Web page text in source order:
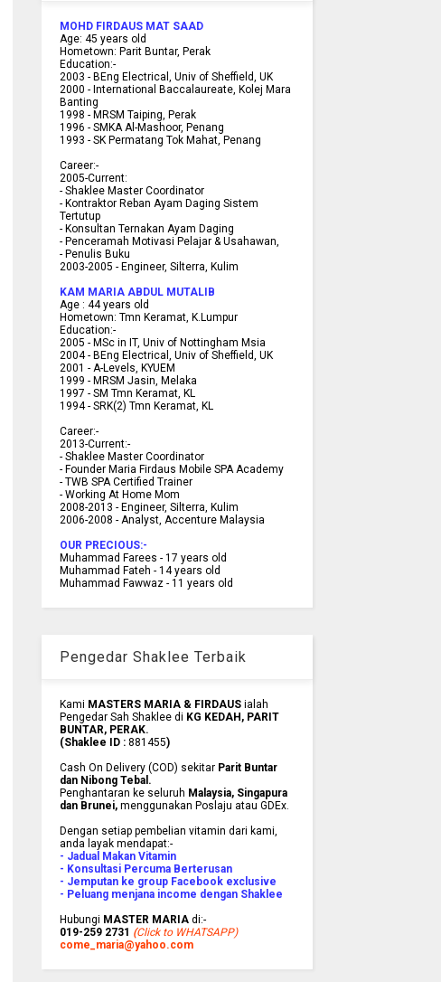
MOHD FIRDAUS MAT SAAD
Age: 45 years old
Hometown: Parit Buntar, Perak
Education:-
2003 - BEng Electrical, Univ of Sheffield, UK
2000 - International Baccalaureate, Kolej Mara
Banting
1998 - MRSM Taiping, Perak
1996 - SMKA Al-Mashoor, Penang
1993 - SK Permatang Tok Mahat, Penang
Career:-
2005-Current:
- Shaklee Master Coordinator
- Kontraktor Reban Ayam Daging Sistem
Tertutup
- Konsultan Ternakan Ayam Daging
- Penceramah Motivasi Pelajar & Usahawan,
- Penulis Buku
2003-2005 - Engineer, Silterra, Kulim
KAM MARIA ABDUL MUTALIB
Age : 44 years old
Hometown: Tmn Keramat, K.Lumpur
Education:-
2005 -MSc in IT, Univ of Nottingham Msia
2004 - BEng Electrical, Univ of Sheffield, UK
2001 - A-Levels, KYUEM
1999 - MRSM Jasin, Melaka
1997 - SM Tmn Keramat, KL
1994 - SRK(2) Tmn Keramat, KL
Career:-
2013-Current:-
- Shaklee Master Coordinator
- Founder Maria Firdaus Mobile SPA Academy
- TWB SPA Certified Trainer
- Working At Home Mom
2008-2013 - Engineer, Silterra, Kulim
2006-2008 - Analyst, Accenture Malaysia
OUR PRECIOUS:-
Muhammad Farees - 17 years old
Muhammad Fateh - 14 years old
Muhammad Fawwaz - 11 years old
Pengedar Shaklee Terbaik
Kami MASTERS MARIA & FIRDAUS ialah
Pengedar Sah Shaklee di KG KEDAH, PARIT
BUNTAR, PERAK.
(Shaklee ID : 881455)
Cash On Delivery (COD) sekitar Parit Buntar
dan Nibong Tebal.
Penghantaran ke seluruh Malaysia, Singapura
dan Brunei,menggunakan Poslaju atau GDEx.
Dengan setiap pembelian vitamin dari kami,
anda layak mendapat:-
- Jadual Makan Vitamin
- Konsultasi Percuma Berterusan
- Jemputan ke group Facebook exclusive
- Peluang menjana income dengan Shaklee
Hubungi MASTER MARIAdi:-
019-259 2731 (Click to WHATSAPP)
come_maria@yahoo.com